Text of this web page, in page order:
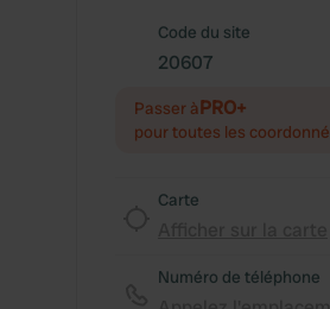
Code du site
20607
Passer àPRO+
pour toutes les
Carte
Numéro de téléphone